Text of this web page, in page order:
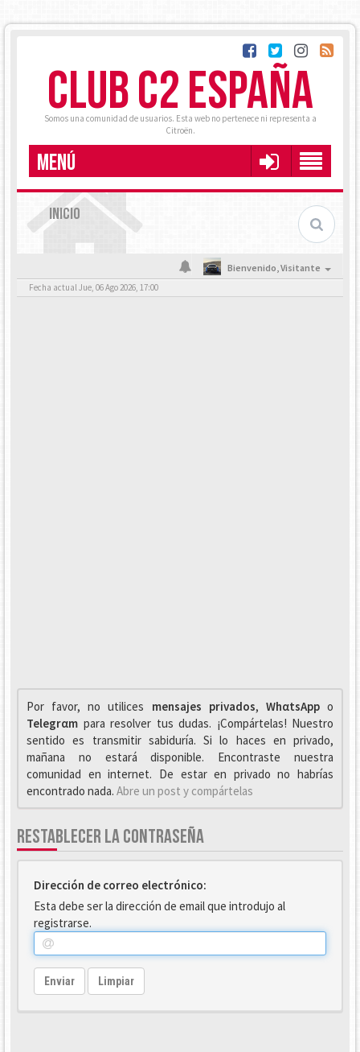
CLUB C2 ESPAÑA
Somos una comunidad de usuarios. Esta web no pertenece ni representa a
Citroën.
MENÚ
INICIO
Bienvenido,Visitante
Fecha actual Jue, 06 Ago 2026, 17:00
Por favor, no utilices mensajes privados, WhαtsAppo
Telegrαm para resolver tus dudas. ¡Compártelas! Nuestro
sentido es transmitir sabiduría. Si lo haces en privado,
mañana no estará disponible. Encontraste nuestra
comunidad en internet. De estar en privado no habrías
encontrado nada. Abre un post y compártelas
RESTABLECER LA CONTRASEÑA
Dirección de correo electrónico:
Esta debe ser la dirección de email que introdujo al
registrarse.
Enviar Limpiar